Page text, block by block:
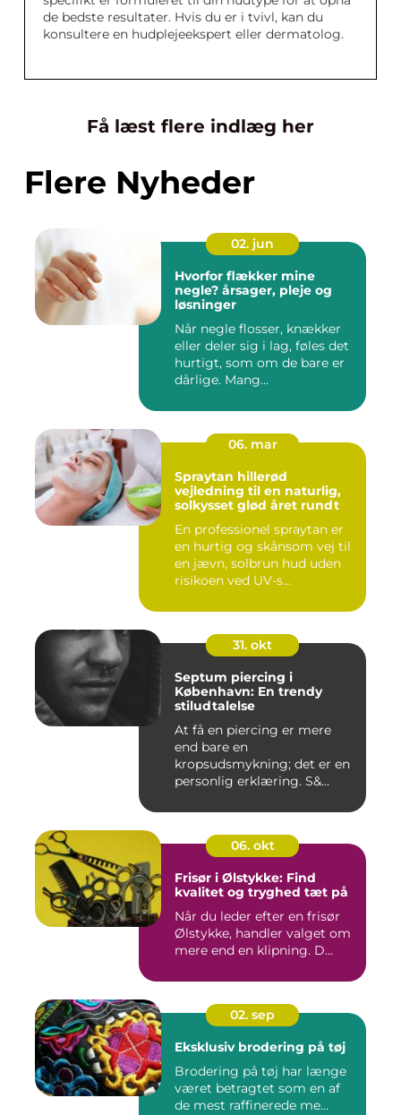
de bedste resultater. Hvis du er i tvivl, kan du
konsultere en hudplejeekspert eller dermatolog.
Få læst flere indlæg her
Flere Nyheder
02. jun
Hvorfor flækker mine
negle? årsager, pleje og
løsninger
Når negle flosser, knækker
eller deler sig i lag, føles det
hurtigt, som om de bare er
dårlige. Mang...
06. mar
Spraytan hillerød
vejledning til en naturlig,
solkysset glød året rundt
En professionel spraytan er
en hurtig og skånsom vej til
en jævn, solbrun hud uden
risikoen ved UV-s...
31. okt
Septum piercing i
København: En trendy
stiludtalelse
At få en piercing er mere
end bare en
kropsudsmykning; det er en
personlig erklæring. S&...
06. okt
Frisør i Ølstykke: Find
kvalitet og tryghed tæt på
Når du leder efter en frisør
Ølstykke, handler valget om
mere end en klipning. D...
02. sep
Eksklusiv brodering på tøj
Brodering på tøj har længe
været betragtet som en af
de mest raffinerede me...